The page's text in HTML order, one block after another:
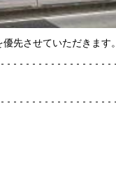
先させていただきます。